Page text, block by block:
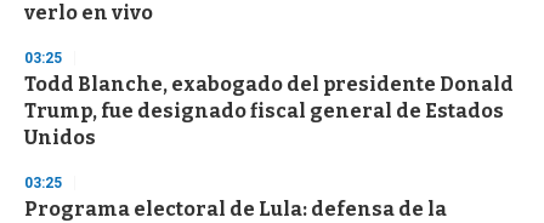
verlo en vivo
03:25
Todd Blanche, exabogado del presidente Donald
Trump, fue designado fiscal general de Estados
Unidos
03:25
Programa electoral de Lula: defensa de la